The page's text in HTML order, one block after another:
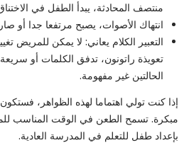
منتصف المحادثة، يبدأ الطفل في
انتهاك الأصوات، يصبح مرتفعا جدا أو صار
التعبير الكلام يعاني: لا يمكن للمريض
تعويذة راتونون، تدفق الكلمات أو
الحالتين غير مفهومة.
إذا كنت تولي اهتماما لهذه الظواهر،
مبكرة. تسمح الطعن في الوقت المناسب
بإعداد طفل للتعلم في المدرسة العادية.